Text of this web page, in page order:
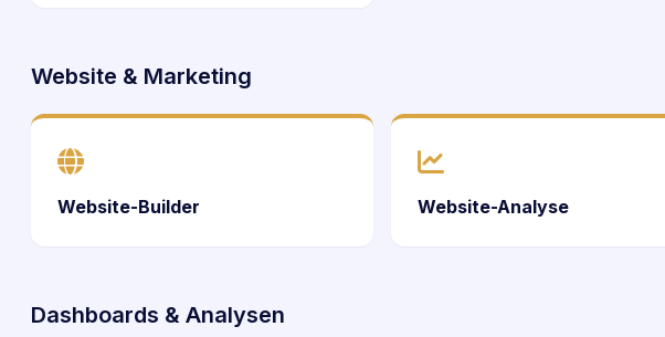
Website & Marketing
Website-Builder Website-Analyse
Dashboards & Analysen